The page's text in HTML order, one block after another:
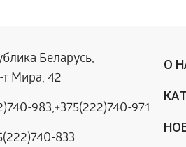
Беларусь,
т Мира, 42
983,+375(222)740-971
833
О